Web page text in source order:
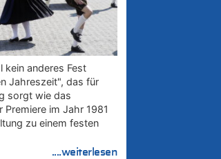
kein anderes Fest
Jahreszeit", das für
sorgt wie das
Premiere im Jahr 1981
zu einem festen
....weiterlesen